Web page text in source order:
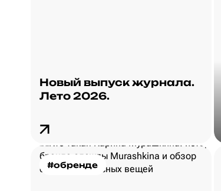
Новый выпуск журнала.
Лето 2026.
#обренде